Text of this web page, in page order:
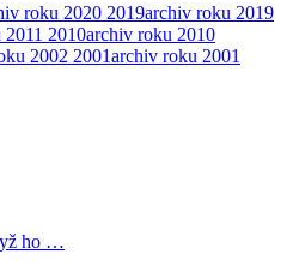
roku 2020 2019archiv roku 2019
2010archiv roku 2010
2002 2001archiv roku 2001
ho …